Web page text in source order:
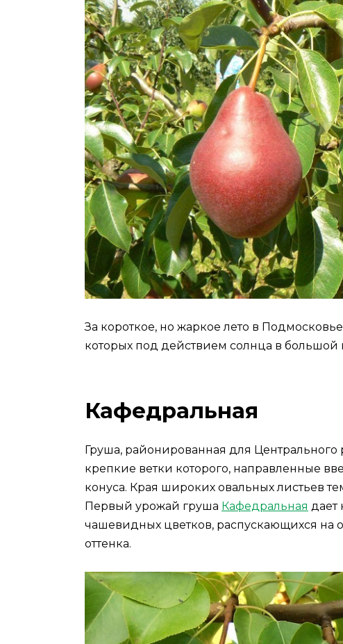
За короткое, но жаркое лето в
которых под действием солнца в большой
Кафедральная
Груша, районированная для Центрального
крепкие ветки которого, направленные
конуса. Края широких овальных листьев
Первый урожай груша Кафедральная дает
чашевидных цветков, распускающихся на
оттенка.